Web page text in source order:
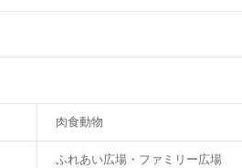
肉食動物
ふれあい広場・ファミリー広場